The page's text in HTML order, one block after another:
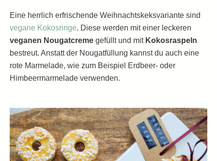
Eine herrlich erfrischende Weihnachtskeksvariante sind
vegane Kokosringe. Diese werden mit einer leckeren
veganen Nougatcreme gefüllt und mit Kokosraspeln
bestreut. Anstatt der Nougatfüllung kannst du auch eine
rote Marmelade, wie zum Beispiel Erdbeer- oder
Himbeermarmelade verwenden.